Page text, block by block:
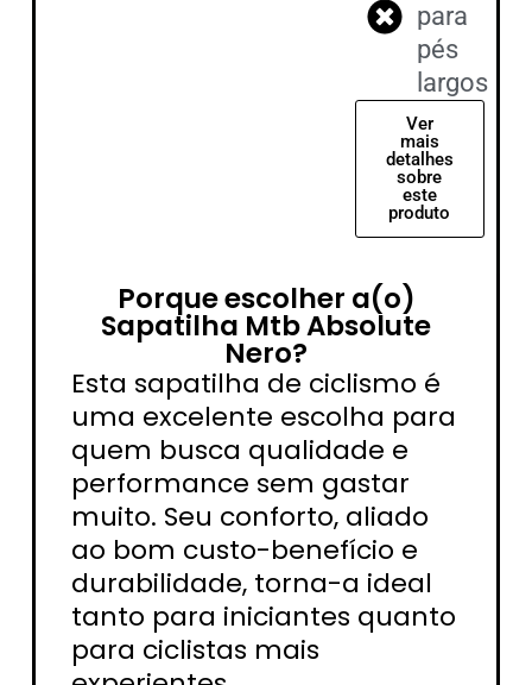
para
pés
largos
Ver
mais
detalhes
sobre
este
produto
Porque escolher a(o)
Sapatilha Mtb Absolute
Nero?
Esta sapatilha de ciclismo é
uma excelente escolha para
quem busca qualidade e
performance sem gastar
muito. Seu conforto, aliado
ao bom custo-benefício e
durabilidade, torna-a ideal
tanto para iniciantes quanto
para ciclistas mais